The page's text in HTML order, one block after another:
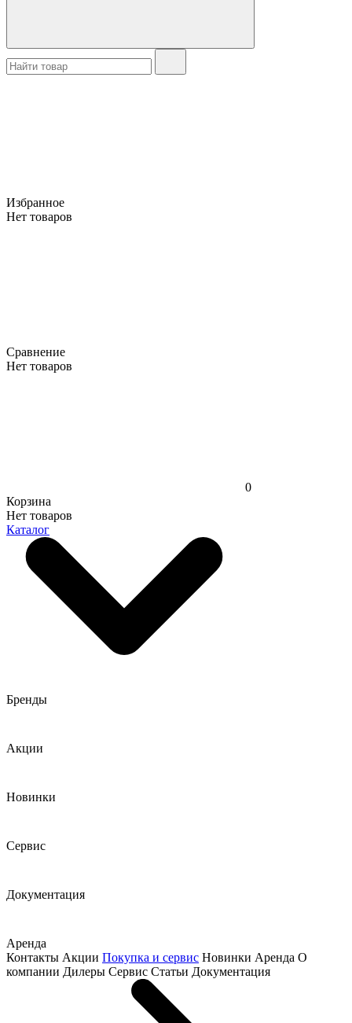
Избранное
Нет товаров
Сравнение
Нет товаров
0
Корзина
Нет товаров
Каталог
Бренды
Акции
Новинки
Сервис
Документация
Аренда
Контакты Акции Покупка и сервис Новинки Аренда О
компании Дилеры Сервис Статьи Документация